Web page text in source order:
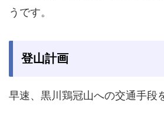
うです。
登山計画
早速、黒川鶏冠山への交通手段